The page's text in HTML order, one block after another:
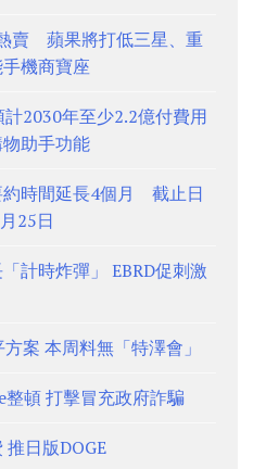
賣 蘋果將打低三星、重
機商寶座
2030年至少2.2億付費用
助手功能
約時間延長4個月 截止日
25日
計時炸彈」 EBRD促刺激
案 本周料無「特澤會」
頓 打擊冒充政府詐騙
日版DOGE